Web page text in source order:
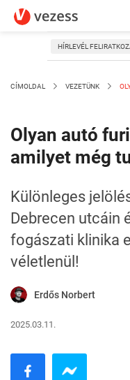
HÍRLEVÉL
CÍMOLDAL VEZETÜNK
Olyan autó
amilyet még
Különleges
Debrecen utcáin
fogászati klinika
véletlenül!
Erdős Norbert
2025.03.11.